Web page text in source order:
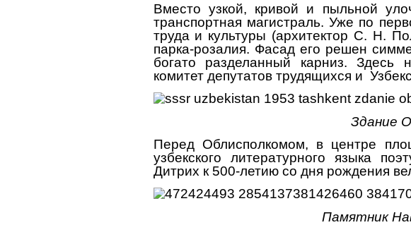
Вместо узкой, кривой и пыльной
транспортная магистраль. Уже по
труда и культуры (архитектор С. Н.
парка-розалия. Фасад его решен
богато разделанный карниз. Здесь
комитет депутатов трудящихся и
Здание
Перед Облисполкомом, в центре
узбекского литературного языка
Дитрих к 500-летию со дня рождения
Памятник